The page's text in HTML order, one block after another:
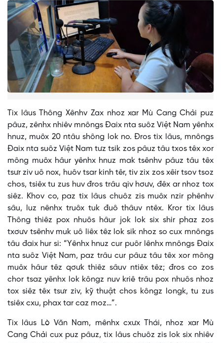
Tix lâus Thông Xênhv Zax nhoz xar Mù Cang Chải puz
pâuz, zênhx nhiêv mnôngs Đaix nta suôz Việt Nam yênhx
hnuz, muôx 20 ntâu shông lok no. Đros tix lâus, mnôngs
Đaix nta suôz Việt Nam tưz tsik zos pâuz tâu txos têx xor
mông muôx hâur yênhx hnuz mak tsênhv pâuz tâu têx
tsưr ziv uô nox, huôv tsar kinh têr, tiv zix zos xêir tsov tsoz
chos, tsiêx tu zus huv đros trâu qiv hơưv, đêx ar nhoz tox
siêz. Khov co, paz tix lâus chuôz zis muôx nzir phênhv
sâu, luz nênhx truôx tuk đuô thâuv ntêx. Kror tix lâus
Thông thiêz pox nhuôs hâur jok lok six shir phaz zos
txơưv tsênhv muk uô liêx têz lok sik nhoz so cux mnôngs
tâu đaix hur si: “Yênhx hnuz cur puôr lênhx mnôngs Đaix
nta suôz Việt Nam, paz trâu cur pâuz tâu têx xor mông
muôx hâur têz qơưk thiêz sâuv ntiêx têz; đros co zos
chor tsaz yênhx lok kôngz nuv kriê trâu pox nhuôs nhoz
tox siêz têx tsưr ziv, kỹ thuật chos kôngz longk, tu zus
tsiêx cxu, phax tar caz moz…”.
Tix lâus Lò Văn Nam, mênhx cxưx Thái, nhoz xar Mù
Cang Chải cux puz pâuz, tix lâus chuôz zis lok six nhiêv